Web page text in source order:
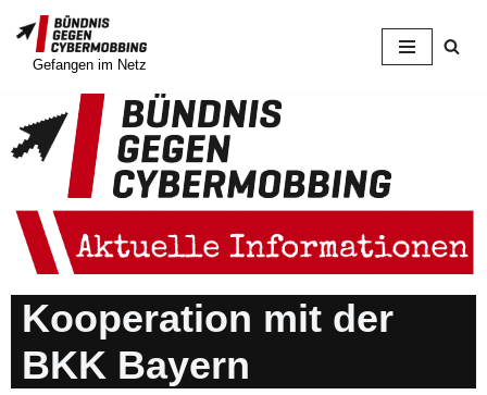
Zum
springen
Gefangen im Netz
Kooperation mit der
BKK Bayern